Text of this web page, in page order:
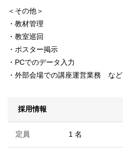
＜その他＞
・教材管理
・教室巡回
・ポスター掲示
・PCでのデータ入力
・外部会場での講座運営業務 など
採用情報
定員 1 名